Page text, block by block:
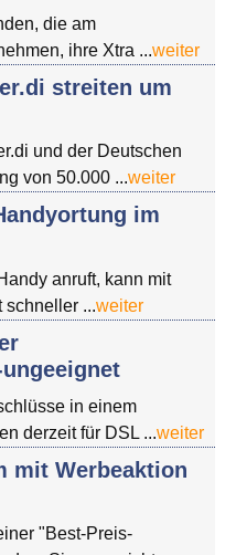
die am
ihre Xtra ...weiter
streiten um
und der Deutschen
von 50.000 ...weiter
im
anruft, kann mit
schneller ...weiter
in einem
derzeit für DSL ...weiter
mit Werbeaktion
"Best-Preis-